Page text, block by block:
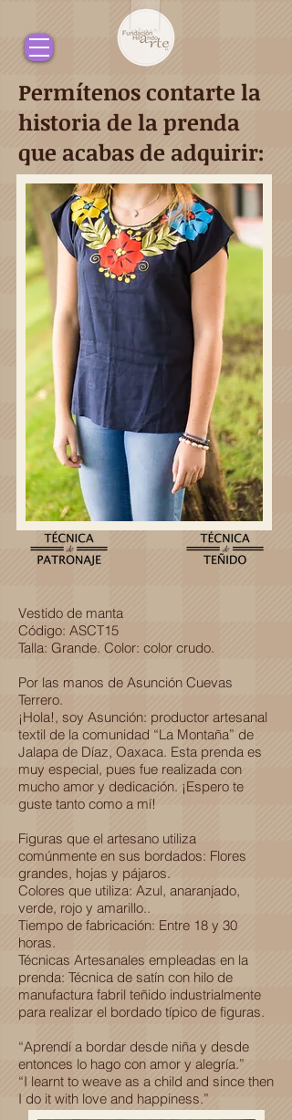
Permítenos contarte la
historia de la prenda
que acabas de adquirir:
Vestido de manta
Código: ASCT15
Talla: Grande. Color: color crudo.
Por las manos de Asunción Cuevas
Terrero.
¡Hola!, soy Asunción: productor artesanal
textil de la comunidad “La Montaña” de
Jalapa de Díaz, Oaxaca. Esta prenda es
muy especial, pues fue realizada con
mucho amor y dedicación. ¡Espero te
guste tanto como a mí!
Figuras que el artesano utiliza
comúnmente en sus bordados: Flores
grandes, hojas y pájaros.
Colores que utiliza: Azul, anaranjado,
verde, rojo y amarillo..
Tiempo de fabricación: Entre 18 y 30
horas.
Técnicas Artesanales empleadas en la
prenda: Técnica de satín con hilo de
manufactura fabril teñido industrialmente
para realizar el bordado típico de figuras.
“Aprendí a bordar desde niña y desde
entonces lo hago con amor y alegría.”
“I learnt to weave as a child and since then
I do it with love and happiness.”